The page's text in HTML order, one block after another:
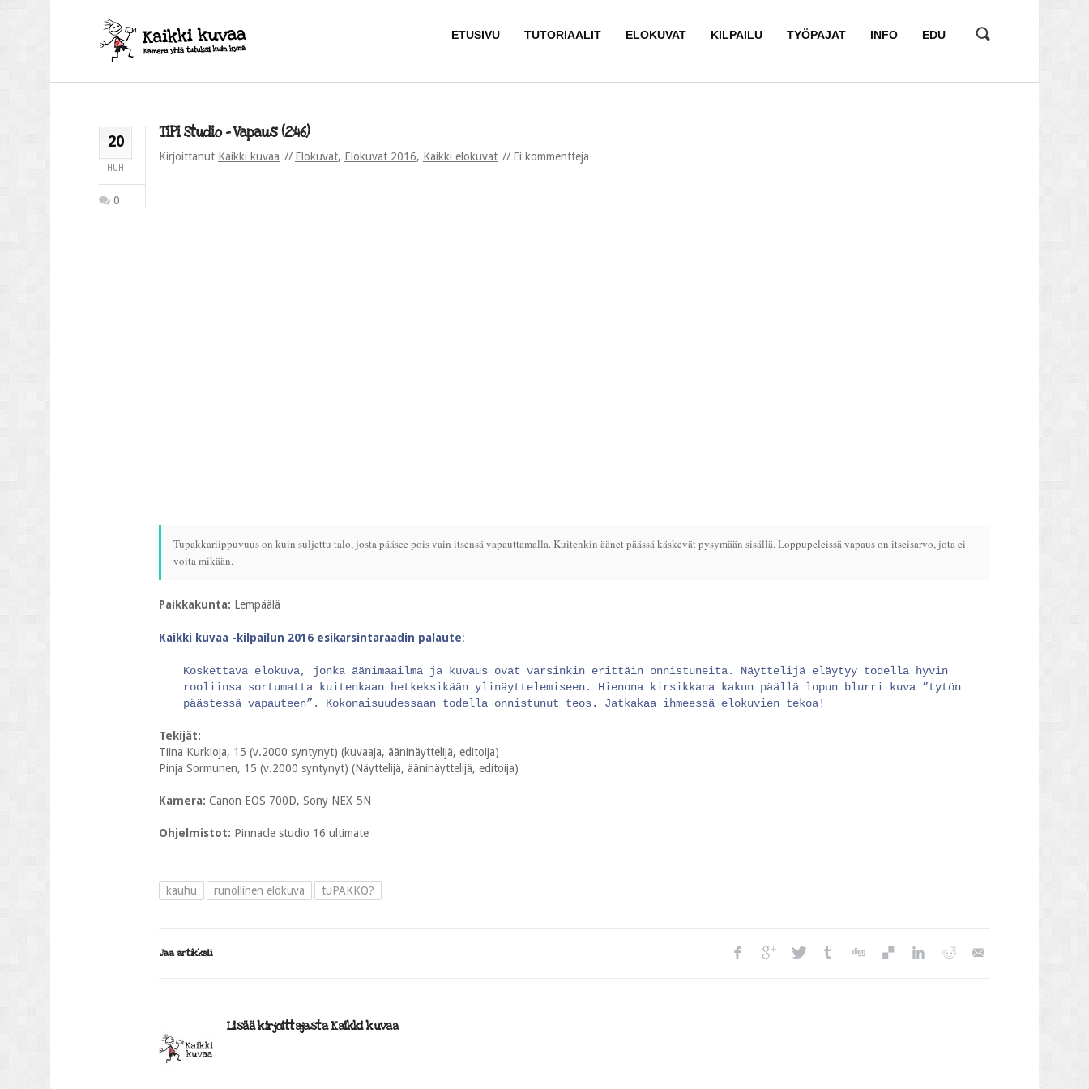
ETUSIVU TUTORIAALIT ELOKUVAT KILPAILU TYÖPAJAT INFO EDU
20
HUH
0
TiPi Studio – Vapaus (2:46)
Kirjoittanut Kaikki kuvaa Elokuvat, Elokuvat 2016, Kaikki elokuvat Ei kommentteja
Tupakkariippuvuus on kuin suljettu talo, josta pääsee pois vain itsensä vapauttamalla. Kuitenkin äänet päässä käskevät pysymään sisällä. Loppupeleissä vapaus on itseisarvo, jota ei
voita mikään.
Paikkakunta: Lempäälä
Kaikki kuvaa -kilpailun 2016 esikarsintaraadin palaute:
Koskettava elokuva, jonka äänimaailma ja kuvaus ovat varsinkin erittäin onnistuneita. Näyttelijä eläytyy todella hyvin
rooliinsa sortumatta kuitenkaan hetkeksikään ylinäyttelemiseen. Hienona kirsikkana kakun päällä lopun blurri kuva ”tytön
päästessä vapauteen”. Kokonaisuudessaan todella onnistunut teos. Jatkakaa ihmeessä elokuvien tekoa!
Tekijät:
Tiina Kurkioja, 15 (v.2000 syntynyt) (kuvaaja, ääninäyttelijä, editoija)
Pinja Sormunen, 15 (v.2000 syntynyt) (Näyttelijä, ääninäyttelijä, editoija)
Kamera: Canon EOS 700D, Sony NEX-5N
Ohjelmistot: Pinnacle studio 16 ultimate
kauhu runollinen elokuva tuPAKKO?
Jaa artikkeli
Lisää kirjoittajasta Kaikki kuvaa